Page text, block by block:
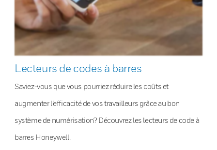
Lecteurs de codes à barres
Saviez-vous que vous pourriez réduire les coûts et
augmenter l’efficacité de vos travailleurs grâce au bon
système de numérisation? Découvrez les lecteurs de code à
barres Honeywell.